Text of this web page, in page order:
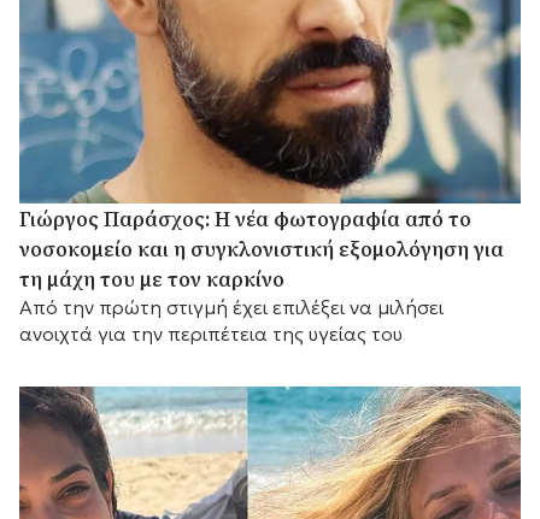
Γιώργος Παράσχος: Η νέα φωτογραφία από το
νοσοκομείο και η συγκλονιστική εξομολόγηση για
τη μάχη του με τον καρκίνο
Από την πρώτη στιγμή έχει επιλέξει να μιλήσει
ανοιχτά για την περιπέτεια της υγείας του